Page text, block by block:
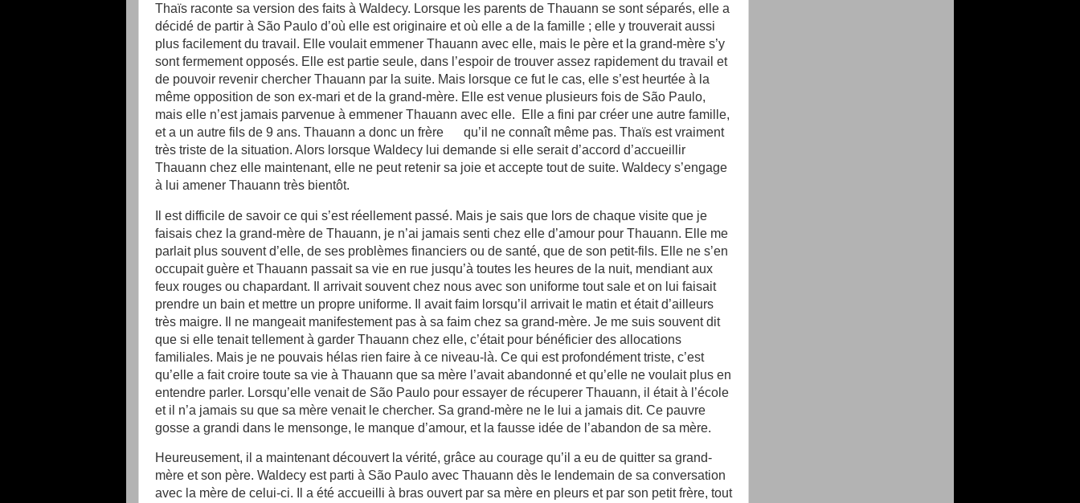
Thaïs raconte sa version des faits à Waldecy. Lorsque les parents de Thauann se sont séparés, elle a
décidé de partir à São Paulo d’où elle est originaire et où elle a de la famille ; elle y trouverait aussi
plus facilement du travail. Elle voulait emmener Thauann avec elle, mais le père et la grand-mère s’y
sont fermement opposés. Elle est partie seule, dans l’espoir de trouver assez rapidement du travail et
de pouvoir revenir chercher Thauann par la suite. Mais lorsque ce fut le cas, elle s’est heurtée à la
même opposition de son ex-mari et de la grand-mère. Elle est venue plusieurs fois de São Paulo,
mais elle n’est jamais parvenue à emmener Thauann avec elle. Elle a fini par créer une autre famille,
et a un autre fils de 9 ans. Thauann a donc un frère
qu’il ne connaît même pas. Thaïs est vraiment
très triste de la situation. Alors lorsque Waldecy lui demande si elle serait d’accord d’accueillir
Thauann chez elle maintenant, elle ne peut retenir sa joie et accepte tout de suite. Waldecy s’engage
à lui amener Thauann très bientôt.
Il est difficile de savoir ce qui s’est réellement passé. Mais je sais que lors de chaque visite que je
faisais chez la grand-mère de Thauann, je n’ai jamais senti chez elle d’amour pour Thauann. Elle me
parlait plus souvent d’elle, de ses problèmes financiers ou de santé, que de son petit-fils. Elle ne s’en
occupait guère et Thauann passait sa vie en rue jusqu’à toutes les heures de la nuit, mendiant aux
feux rouges ou chapardant. Il arrivait souvent chez nous avec son uniforme tout sale et on lui faisait
prendre un bain et mettre un propre uniforme. Il avait faim lorsqu’il arrivait le matin et était d’ailleurs
très maigre. Il ne mangeait manifestement pas à sa faim chez sa grand-mère. Je me suis souvent dit
que si elle tenait tellement à garder Thauann chez elle, c’était pour bénéficier des allocations
familiales. Mais je ne pouvais hélas rien faire à ce niveau-là. Ce qui est profondément triste, c’est
qu’elle a fait croire toute sa vie à Thauann que sa mère l’avait abandonné et qu’elle ne voulait plus en
entendre parler. Lorsqu’elle venait de São Paulo pour essayer de récuperer Thauann, il était à l’école
et il n’a jamais su que sa mère venait le chercher. Sa grand-mère ne le lui a jamais dit. Ce pauvre
gosse a grandi dans le mensonge, le manque d’amour, et la fausse idée de l’abandon de sa mère.
Heureusement, il a maintenant découvert la vérité, grâce au courage qu’il a eu de quitter sa grand-
mère et son père. Waldecy est parti à São Paulo avec Thauann dès le lendemain de sa conversation
avec la mère de celui-ci. Il a été accueilli à bras ouvert par sa mère en pleurs et par son petit frère, tout